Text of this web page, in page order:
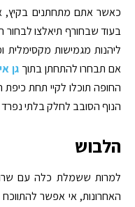
כאשר אתם מתחתנים בקיץ,
בעוד שבחורף תיאלצו לבחור
ליהנות מגמישות מקסימלית
אם תבחרו להתחתן בתוך גן
החופה תוכלו לקיי תחת כיפת
הנוף הסובב לחלק בלתי נפרד
הלבוש
למרות ששמלת כלה עם
האחרונות, אי אפשר